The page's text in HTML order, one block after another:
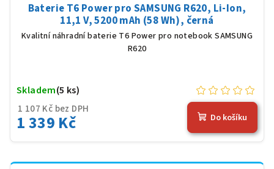
Baterie T6 Power pro SAMSUNG R620, Li-Ion,
11,1 V, 5200 mAh (58 Wh), černá
Kvalitní náhradní baterie T6 Power pro notebook SAMSUNG
R620
1 107 Kč bez DPH
1 339 Kč
Skladem(5 ks)
Do košíku